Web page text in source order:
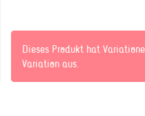
Dieses Produkt hat
Variation aus.